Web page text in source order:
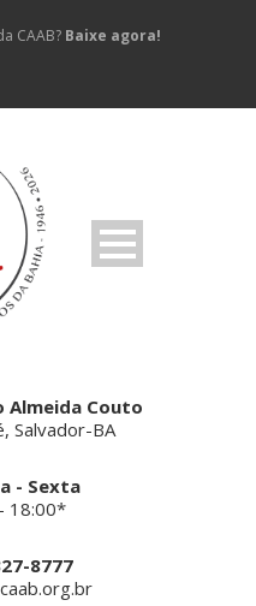
CAAB? Baixe agora!
Almeida Couto
Salvador-BA
- Sexta
18:00*
8777